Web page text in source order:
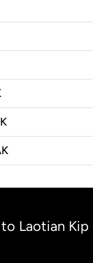
Laotian Kip